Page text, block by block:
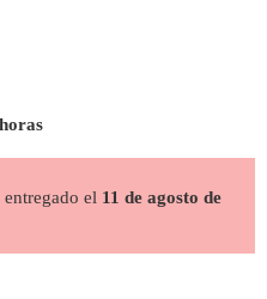
el 11 de agosto de